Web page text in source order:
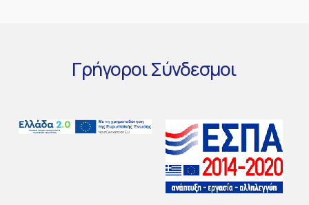
ΓρήγοροιΣύνδεσμοι